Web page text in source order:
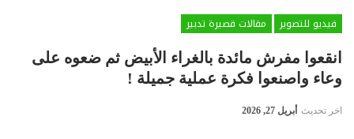
فيديو للتصوير
مقالات قصيرة تدبير
انقعوا مفرش مائدة بالغراء الأبيض ثم ضعوه على
وعاء واصنعوا فكرة عملية جميلة !
اخر تحديث أبريل 27, 2026